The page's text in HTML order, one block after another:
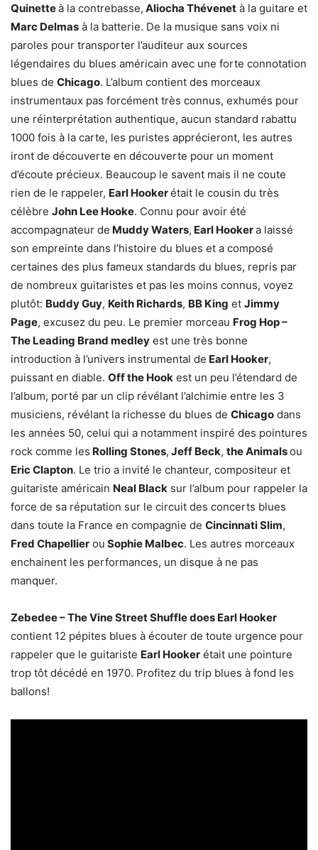
Quinetteà la contrebasse, Aliocha Thévenet à la guitare et
Marc Delmas à la batterie. De la musique sans voix ni
paroles pour transporter l’auditeur aux sources
légendaires du blues américain avec une forte connotation
blues de Chicago. L’album contient des morceaux
instrumentaux pas forcément très connus, exhumés pour
une réinterprétation authentique, aucun standard rabattu
1000 fois à la carte, les puristes apprécieront, les autres
iront de découverte en découverte pour un moment
d’écoute précieux. Beaucoup le savent mais il ne coute
rien de le rappeler, Earl Hookerétait le cousin du très
célèbre John Lee Hooke. Connu pour avoir été
accompagnateur de Muddy Waters, Earl Hookera laissé
son empreinte dans l’histoire du blues et a composé
certaines des plus fameux standards du blues, repris par
de nombreux guitaristes et pas les moins connus, voyez
plutôt: Buddy Guy, Keith Richards, BB King et Jimmy
Page, excusez du peu. Le premier morceau Frog Hop –
The Leading Brand medley est une très bonne
introduction à l’univers instrumental de Earl Hooker,
puissant en diable. Off the Hook est un peu l’étendard de
l’album, porté par un clip révélant l’alchimie entre les 3
musiciens, révélant la richesse du blues de Chicago dans
les années 50, celui qui a notamment inspiré des pointures
rock comme les Rolling Stones, Jeff Beck, the Animalsou
Eric Clapton. Le trio a invité le chanteur, compositeur et
guitariste américain Neal Black sur l’album pour rappeler la
force de sa réputation sur le circuit des concerts blues
dans toute la France en compagnie de Cincinnati Slim,
Fred Chapellier ou Sophie Malbec. Les autres morceaux
enchainent les performances, un disque à ne pas
manquer.
Zebedee – The Vine Street Shuffle does Earl Hooker
contient 12 pépites blues à écouter de toute urgence pour
rappeler que le guitariste Earl Hooker était une pointure
trop tôt décédé en 1970. Profitez du trip blues à fond les
ballons!